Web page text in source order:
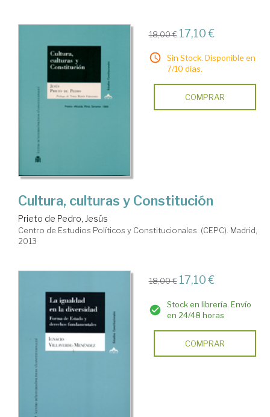
18,00 € 17,10 €
Sin Stock. Disponible en
7/10 días.
COMPRAR
Cultura, culturas y Constitución
Prieto de Pedro, Jesús
Centro de Estudios Políticos y Constitucionales. (CEPC). Madrid,
2013
18,00 € 17,10 €
Stock en librería. Envío
en 24/48 horas
COMPRAR